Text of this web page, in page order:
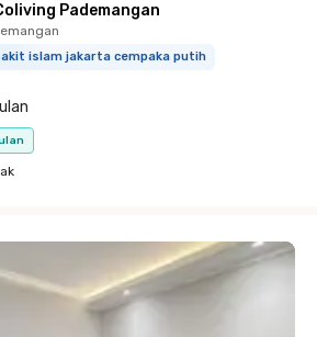
Pademangan
islam jakarta cempaka putih